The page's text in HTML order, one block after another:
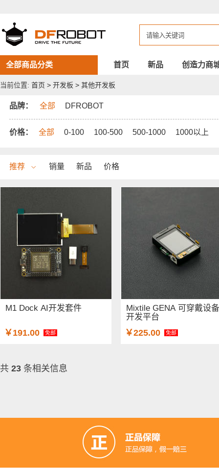
开
发
板
全部商品分类 首页 新品 创造力商
当前位置: 首页 > 开发板 > 其他开发板
品牌： 全部 DFROBOT
价格： 全部 0-100 100-500 500-1000 1000以上
推荐 销量 新品 价格
M1 Dock AI开发套件
￥191.00 免邮
Mixtile GENA 可穿戴设备
开发平台
￥225.00 免邮
共 23 条相关信息